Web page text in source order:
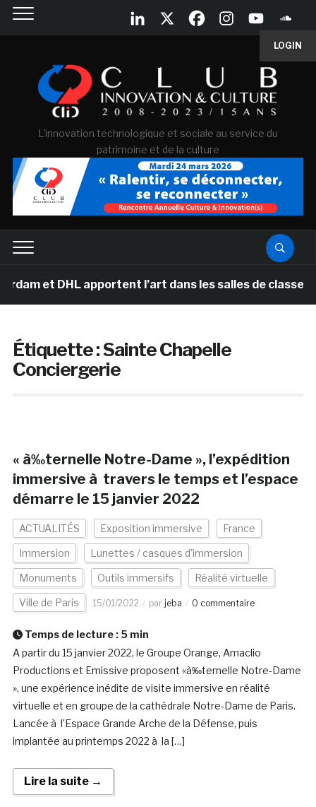
LOGIN
L'innovation technologique et sociale au service du
patrimoine et de la culture
et DHL apportent l’art dans les salles de classe des
Étiquette :Sainte Chapelle
Conciergerie
« à‰ternelle Notre-Dame », l’expédition
immersive à travers le temps et l’espace
démarre le 15 janvier 2022
ACTUALITÉS Exposition immersive France
Immersion Lunettes / casques d'immersion
Monuments Outils immersifs Réalité virtuelle
Ville de Paris 15/01/2022 par jeba 0 commentaire
Temps de lecture : 5 min
A partir du 15 janvier 2022, le Groupe Orange, Amaclio
Productions et Emissive proposent «à‰ternelle Notre-Dame
», une expérience inédite de visite immersive en réalité
virtuelle et en groupe de la cathédrale Notre-Dame de Paris.
Lancée à l’Espace Grande Arche de la Défense, puis
implantée au printemps 2022 à la […]
Lire la suite →